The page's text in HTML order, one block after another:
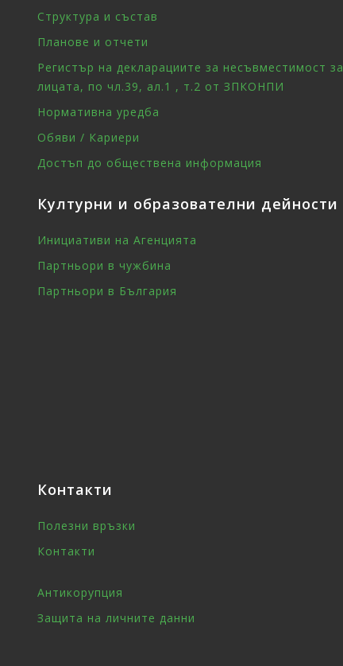
Структура и състав
Планове и отчети
Регистър на декларациите за несъвместимост за
лицата, по чл.39, ал.1 , т.2 от ЗПКОНПИ
Нормативна уредба
Обяви / Кариери
Достъп до обществена информация
Културни и образователни дейности
Инициативи на Агенцията
Партньори в чужбина
Партньори в България
Контакти
Полезни връзки
Контакти
Антикорупция
Защита на личните данни